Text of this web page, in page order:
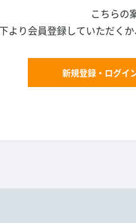
こちらの
より会員登録していただく
新規登録・ログイ